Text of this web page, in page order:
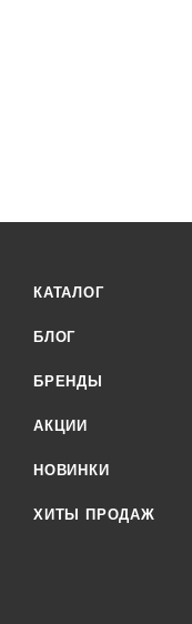
КАТАЛОГ
БЛОГ
БРЕНДЫ
АКЦИИ
НОВИНКИ
ХИТЫ ПРОДАЖ